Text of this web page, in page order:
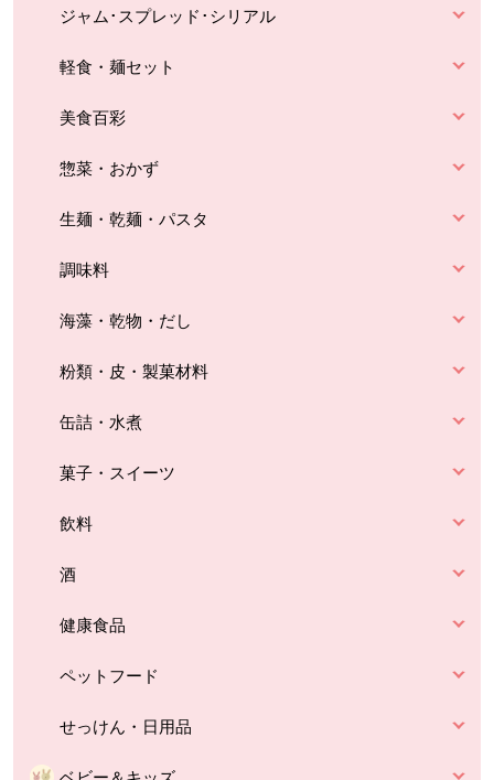
ジャム･スプレッド･シリアル
軽食・麺セット
美食百彩
惣菜・おかず
生麺・乾麺・パスタ
調味料
海藻・乾物・だし
粉類・皮・製菓材料
缶詰・水煮
菓子・スイーツ
飲料
酒
健康食品
ペットフード
せっけん・日用品